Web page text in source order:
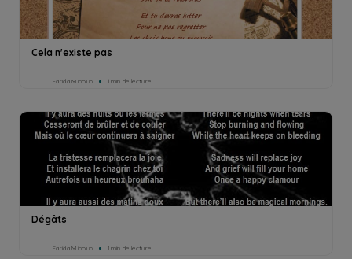
Cela n'existe pas
Farida Mihoub 1min de lecture
Dégâts
Farida Mihoub 1min de lecture